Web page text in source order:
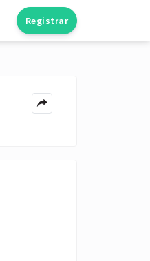
Registrar